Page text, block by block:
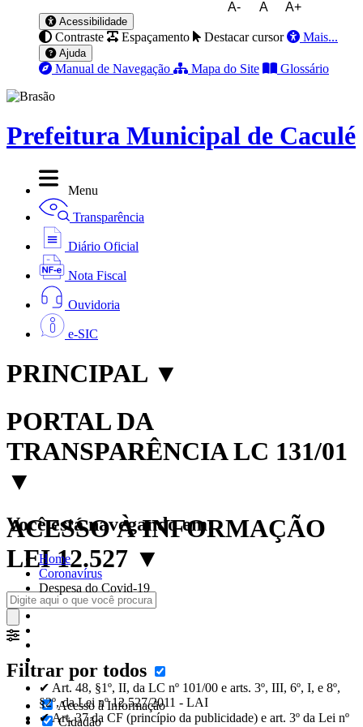
A- A A+
Acessibilidade
Contraste Espaçamento Destacar cursor Mais...
Ajuda
Manual de Navegação Mapa do Site Glossário
Prefeitura Municipal de Caculé
Menu
Transparência
Diário Oficial
Nota Fiscal
Ouvidoria
e-SIC
PRINCIPAL ▼
PORTAL DA
TRANSPARÊNCIA LC 131/01
▼
ACESSO À INFORMAÇÃO
LEI 12.527 ▼
Filtrar por todos
Acesso à Informação
Cidadão
Você está navegando em:
Home
Coronavírus
Despesa do Covid-19
✔ Art. 48, §1º, II, da LC nº 101/00 e arts. 3º, III, 6º, I, e 8º,
§2º, da Lei nº 12.527/2011 - LAI
✔ Art. 37 da CF (princípio da publicidade) e art. 3º da Lei nº